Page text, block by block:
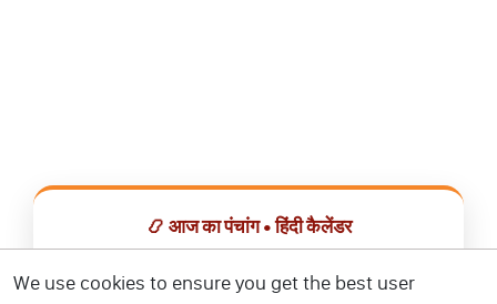
📿 आज का पंचांग • हिंदी कैलेंडर
We use cookies to ensure you get the best user